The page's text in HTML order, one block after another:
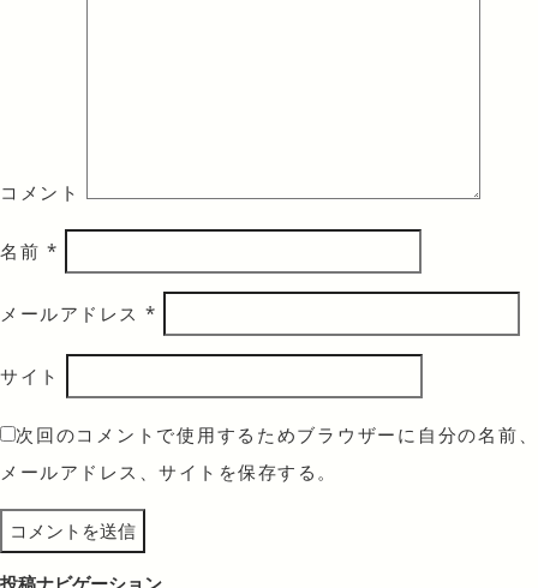
コメント
名前 *
メールアドレス *
サイト
次回のコメントで使用するためブラウザーに自分の名前、
メールアドレス、サイトを保存する。
投稿ナビゲーション